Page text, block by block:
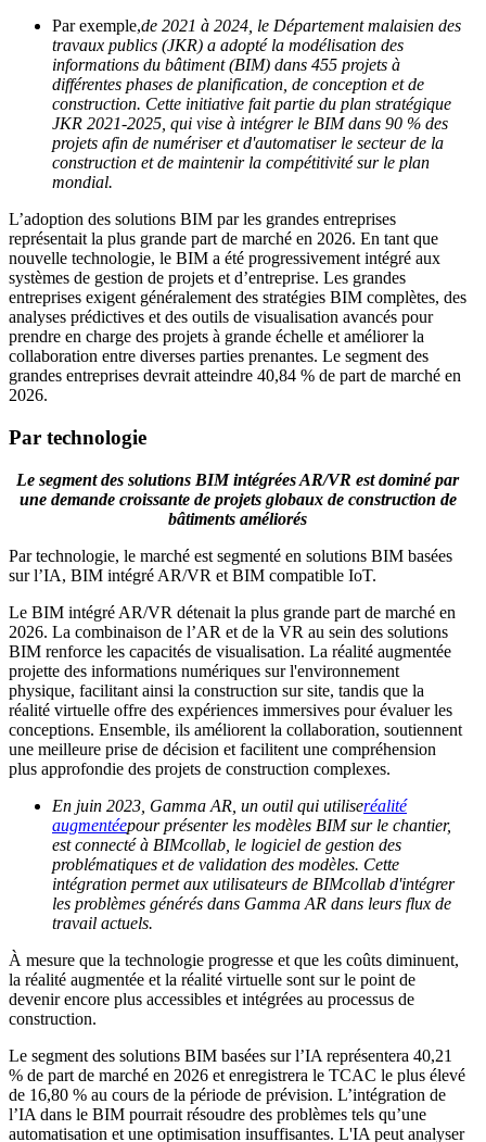
Par exemple,de 2021 à 2024, le Département malaisien des
travaux publics (JKR) a adopté la modélisation des
informations du bâtiment (BIM) dans 455 projets à
différentes phases de planification, de conception et de
construction. Cette initiative fait partie du plan stratégique
JKR 2021-2025, qui vise à intégrer le BIM dans 90 % des
projets afin de numériser et d'automatiser le secteur de la
construction et de maintenir la compétitivité sur le plan
mondial.
L’adoption des solutions BIM par les grandes entreprises
représentait la plus grande part de marché en 2026. En tant que
nouvelle technologie, le BIM a été progressivement intégré aux
systèmes de gestion de projets et d’entreprise. Les grandes
entreprises exigent généralement des stratégies BIM complètes, des
analyses prédictives et des outils de visualisation avancés pour
prendre en charge des projets à grande échelle et améliorer la
collaboration entre diverses parties prenantes. Le segment des
grandes entreprises devrait atteindre 40,84 % de part de marché en
2026.
Par technologie
Le segment des solutions BIM intégrées AR/VR est dominé par
une demande croissante de projets globaux de construction de
bâtiments améliorés
Par technologie, le marché est segmenté en solutions BIM basées
sur l’IA, BIM intégré AR/VR et BIM compatible IoT.
Le BIM intégré AR/VR détenait la plus grande part de marché en
2026. La combinaison de l’AR et de la VR au sein des solutions
BIM renforce les capacités de visualisation. La réalité augmentée
projette des informations numériques sur l'environnement
physique, facilitant ainsi la construction sur site, tandis que la
réalité virtuelle offre des expériences immersives pour évaluer les
conceptions. Ensemble, ils améliorent la collaboration, soutiennent
une meilleure prise de décision et facilitent une compréhension
plus approfondie des projets de construction complexes.
En juin 2023, Gamma AR, un outil qui utiliseréalité
augmentéepour présenter les modèles BIM sur le chantier,
est connecté à BIMcollab, le logiciel de gestion des
problématiques et de validation des modèles. Cette
intégration permet aux utilisateurs de BIMcollab d'intégrer
les problèmes générés dans Gamma AR dans leurs flux de
travail actuels.
À mesure que la technologie progresse et que les coûts diminuent,
la réalité augmentée et la réalité virtuelle sont sur le point de
devenir encore plus accessibles et intégrées au processus de
construction.
Le segment des solutions BIM basées sur l’IA représentera 40,21
% de part de marché en 2026 et enregistrera le TCAC le plus élevé
de 16,80 % au cours de la période de prévision. L’intégration de
l’IA dans le BIM pourrait résoudre des problèmes tels qu’une
automatisation et une optimisation insuffisantes. L'IA peut analyser